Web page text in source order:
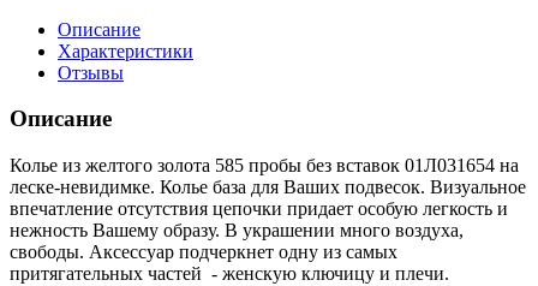
Описание
Характеристики
Отзывы
Описание
Колье из желтого золота 585 пробы без вставок 01Л031654 на
леске-невидимке. Колье база для Ваших подвесок. Визуальное
впечатление отсутствия цепочки придает особую легкость и
нежность Вашему образу. В украшении много воздуха,
свободы. Аксессуар подчеркнет одну из самых
притягательных частей - женскую ключицу и плечи.